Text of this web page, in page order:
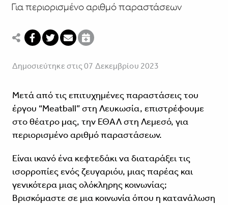
Για περιορισμένο αριθμό παραστάσεων
Δημοσιεύτηκε στις 07 Δεκεμβρίου 2023
Μετά από τις επιτυχημένες παραστάσεις του
έργου “Meatball” στη Λευκωσία, επιστρέφουμε
στο θέατρο μας, την ΕΘΑΛ στη Λεμεσό, για
περιορισμένο αριθμό παραστάσεων.
Είναι ικανό ένα κεφτεδάκι να διαταράξει τις
ισορροπίες ενός ζευγαριόυ, μιας παρέας και
γενικότερα μιας ολόκληρης κοινωνίας;
Βρισκόμαστε σε μια κοινωνία όπου η κατανάλωση